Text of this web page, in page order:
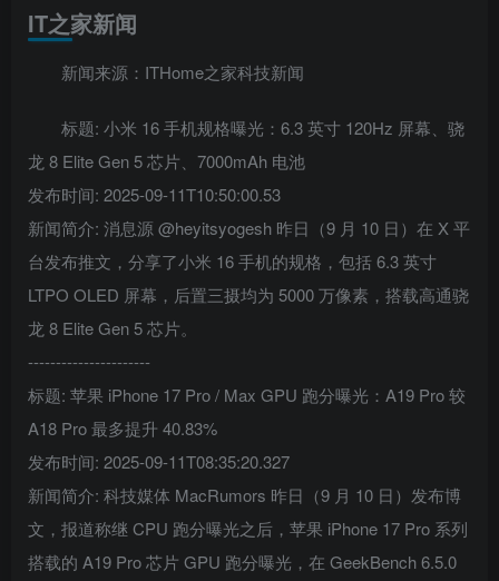
IT之家新闻
新闻来源：ITHome之家科技新闻
标题: 小米 16 手机规格曝光：6.3 英寸 120Hz 屏幕、骁
龙 8 Elite Gen 5 芯片、7000mAh 电池
发布时间: 2025-09-11T10:50:00.53
新闻简介: 消息源 @heyitsyogesh 昨日（9 月 10 日）在 X 平
台发布推文，分享了小米 16 手机的规格，包括 6.3 英寸
LTPO OLED 屏幕，后置三摄均为 5000 万像素，搭载高通骁
龙 8 Elite Gen 5 芯片。
----------------------
标题: 苹果 iPhone 17 Pro / Max GPU 跑分曝光：A19 Pro 较
A18 Pro 最多提升 40.83%
发布时间: 2025-09-11T08:35:20.327
新闻简介: 科技媒体 MacRumors 昨日（9 月 10 日）发布博
文，报道称继 CPU 跑分曝光之后，苹果 iPhone 17 Pro 系列
搭载的 A19 Pro 芯片 GPU 跑分曝光，在 GeekBench 6.5.0